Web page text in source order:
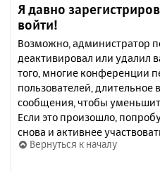
Я давно
войти!
Возможно, администратор
деактивировал или удалил
того, многие конференции
пользователей,
сообщения, чтобы
Если это произошло,
снова и активнее
Вернуться к началу